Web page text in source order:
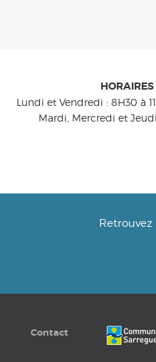
Lundi et Vendredi : 8H30 à
Mardi, Mercredi et
Contact